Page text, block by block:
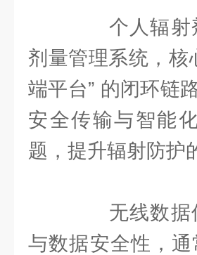
个人辐射剂
剂量管理系统，核
端平台” 的闭环链
安全传输与智能
题，提升辐射防护
无线数据传
与数据安全性，